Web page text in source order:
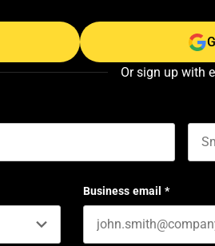
Or sign up with
Business email *